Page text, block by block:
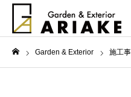
Garden & Exterior 施工